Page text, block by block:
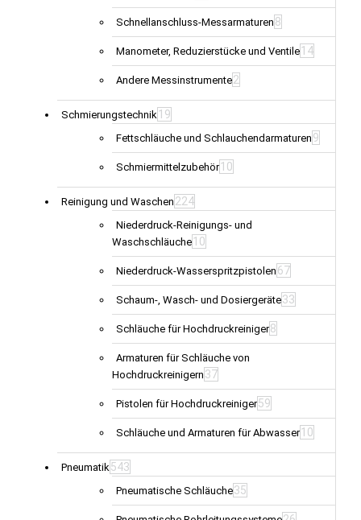
Schnellanschluss-Messarmaturen 8
Manometer, Reduzierstücke und Ventile 14
Andere Messinstrumente2
Schmierungstechnik 19
Fettschläuche und Schlauchendarmaturen 9
Schmiermittelzubehör 10
Reinigung und Waschen 224
Niederdruck-Reinigungs- und
Waschschläuche 10
Niederdruck-Wasserspritzpistolen 67
Schaum-, Wasch- und Dosiergeräte33
Schläuche für Hochdruckreiniger8
Armaturen für Schläuche von
Hochdruckreinigern 37
Pistolen für Hochdruckreiniger59
Schläuche und Armaturen für Abwasser 10
Pneumatik 543
Pneumatische Schläuche35